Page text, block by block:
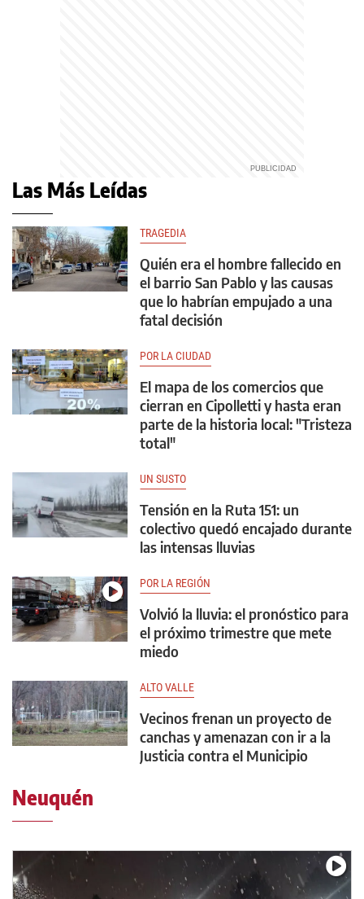
Las Más Leídas
TRAGEDIA
Quién era el hombre fallecido en
el barrio San Pablo y las causas
que lo habrían empujado a una
fatal decisión
POR LA CIUDAD
El mapa de los comercios que
cierran en Cipolletti y hasta eran
parte de la historia local: "Tristeza
total"
UN SUSTO
Tensión en la Ruta 151: un
colectivo quedó encajado durante
las intensas lluvias
POR LA REGIÓN
Volvió la lluvia: el pronóstico para
el próximo trimestre que mete
miedo
ALTO VALLE
Vecinos frenan un proyecto de
canchas y amenazan con ir a la
Justicia contra el Municipio
Neuquén